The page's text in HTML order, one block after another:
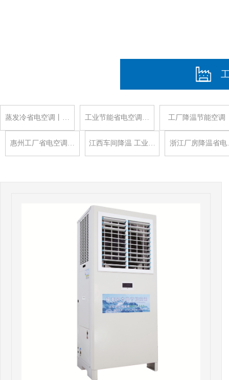
蒸发冷省电空调丨… 工业节能省电空调… 工厂降温节能空调
惠州工厂省电空调… 江西车间降温 工业… 浙江厂房降温省